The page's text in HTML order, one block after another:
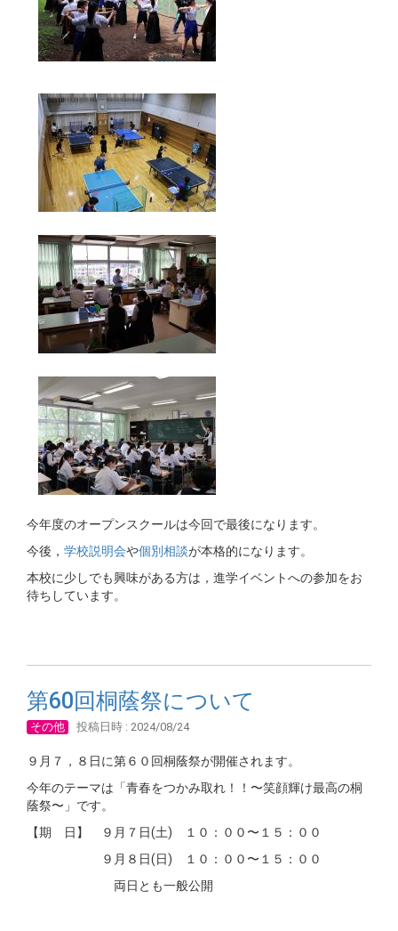
今年度のオープンスクールは今回で最後になります。
今後， 学校説明会や個別相談が本格的になります。
本校に少しでも興味がある方は，進学イベントへの参加をお
待ちしています。
第60回桐蔭祭について
その他 投稿日時 : 2024/08/24
９月７，８日に第６０回桐蔭祭が開催されます。
今年のテーマは「青春をつかみ取れ！！〜笑顔輝け最高の桐
蔭祭〜」です。
【期 日】 ９月７日(土) １０：００〜１５：００
９月８日(日) １０：００〜１５：００
両日とも一般公開